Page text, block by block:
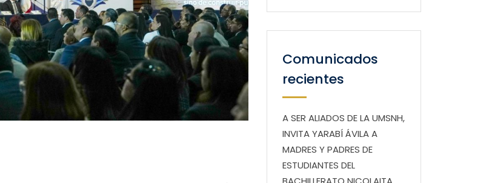
Comunicados
recientes
A SER ALIADOS DE LA UMSNH,
INVITA YARABÍ ÁVILA A
MADRES Y PADRES DE
ESTUDIANTES DEL